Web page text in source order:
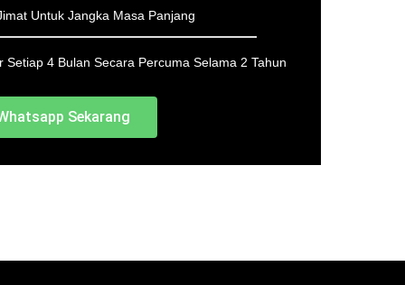
Untuk Jangka Masa Panjang
Setiap 4 Bulan Secara Percuma Selama 2 Tahun
Sekarang